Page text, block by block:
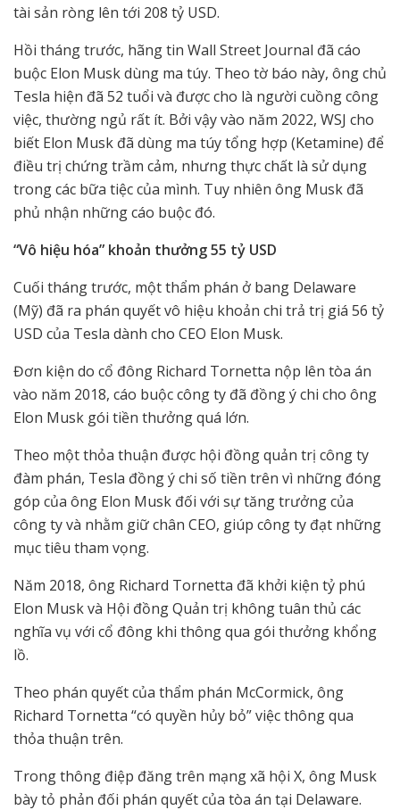
tài sản ròng lên tới 208 tỷ USD.
Hồi tháng trước, hãng tin Wall Street Journal đã cáo
buộc Elon Musk dùng ma túy. Theo tờ báo này, ông chủ
Tesla hiện đã 52 tuổi và được cho là người cuồng công
việc, thường ngủ rất ít. Bởi vậy vào năm 2022, WSJ cho
biết Elon Musk đã dùng ma túy tổng hợp (Ketamine) để
điều trị chứng trầm cảm, nhưng thực chất là sử dụng
trong các bữa tiệc của mình. Tuy nhiên ông Musk đã
phủ nhận những cáo buộc đó.
“Vô hiệu hóa” khoản thưởng 55 tỷ USD
Cuối tháng trước, một thẩm phán ở bang Delaware
(Mỹ) đã ra phán quyết vô hiệu khoản chi trả trị giá 56 tỷ
USD của Tesla dành cho CEO Elon Musk.
Đơn kiện do cổ đông Richard Tornetta nộp lên tòa án
vào năm 2018, cáo buộc công ty đã đồng ý chi cho ông
Elon Musk gói tiền thưởng quá lớn.
Theo một thỏa thuận được hội đồng quản trị công ty
đàm phán, Tesla đồng ý chi số tiền trên vì những đóng
góp của ông Elon Musk đối với sự tăng trưởng của
công ty và nhằm giữ chân CEO, giúp công ty đạt những
mục tiêu tham vọng.
Năm 2018, ông Richard Tornetta đã khởi kiện tỷ phú
Elon Musk và Hội đồng Quản trị không tuân thủ các
nghĩa vụ với cổ đông khi thông qua gói thưởng khổng
lồ.
Theo phán quyết của thẩm phán McCormick, ông
Richard Tornetta “có quyền hủy bỏ” việc thông qua
thỏa thuận trên.
Trong thông điệp đăng trên mạng xã hội X, ông Musk
bày tỏ phản đối phán quyết của tòa án tại Delaware.